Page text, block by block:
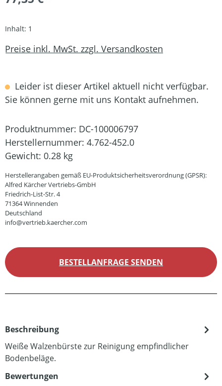
Inhalt: 1
Preise inkl. MwSt. zzgl. Versandkosten
Leider ist dieser Artikel aktuell nicht verfügbar.
Sie können gerne mit uns Kontakt aufnehmen.
Produktnummer: DC-100006797
Herstellernummer: 4.762-452.0
Gewicht: 0.28 kg
Herstellerangaben gemäß EU-Produktsicherheitsverordnung (GPSR):
Alfred Kärcher Vertriebs-GmbH
Friedrich-List-Str. 4
71364 Winnenden
Deutschland
info@vertrieb.kaercher.com
BESTELLANFRAGE SENDEN
Beschreibung
Weiße Walzenbürste zur Reinigung empfindlicher
Bodenbeläge.
Bewertungen